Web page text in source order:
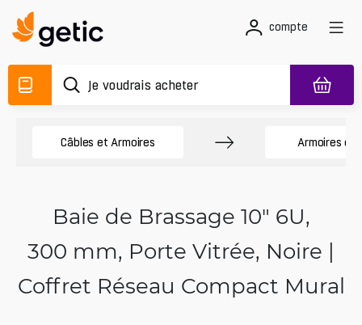
compte
Câbles et Armoires Armoires de
Baie de Brassage 10" 6U,
300 mm, Porte Vitrée, Noire |
Coffret Réseau Compact Mural